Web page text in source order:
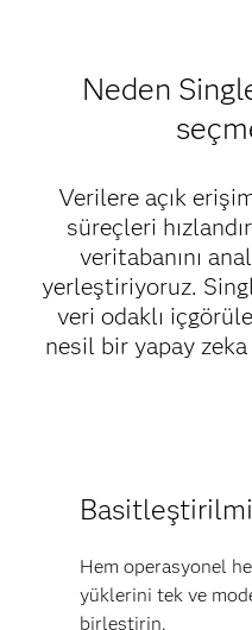
Neden
Verilere açık
süreçleri
veritabanını
yerleştiriyoruz.
veri odaklı
nesil bir yapay
Hem operasyonel
yüklerini tek ve
birleştirin.